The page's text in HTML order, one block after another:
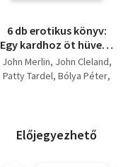
6 db erotikus könyv:
Egy kardhoz öt hüvely,
A vágytól az ágyig,
Éva nővér, Leszboszi
szukái
John Merlin John Cleland
Patty Tardel Bólya Péter
Előjegyezhető